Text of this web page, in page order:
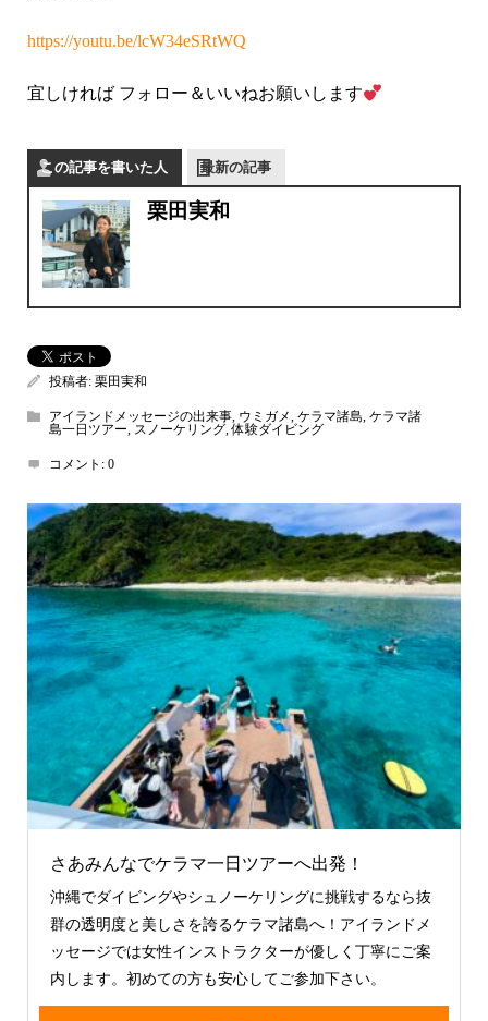
https://youtu.be/lcW34eSRtWQ
宜しければ フォロー＆いいねお願いします
この記事を書いた人 最新の記事
栗田実和
投稿者: 栗田実和
アイランドメッセージの出来事, ウミガメ, ケラマ諸島, ケラマ諸
島一日ツアー, スノーケリング,体験ダイビング
コメント: 0
さあみんなでケラマ一日ツアーへ出発！
沖縄でダイビングやシュノーケリングに挑戦するなら抜
群の透明度と美しさを誇るケラマ諸島へ！アイランドメ
ッセージでは女性インストラクターが優しく丁寧にご案
内します。初めての方も安心してご参加下さい。